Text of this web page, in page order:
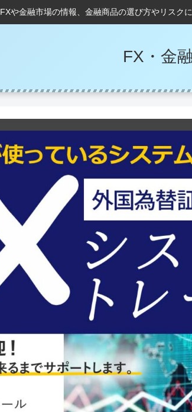
FXや金融市場の情報、金融商品の選び方やリスク
FX・金